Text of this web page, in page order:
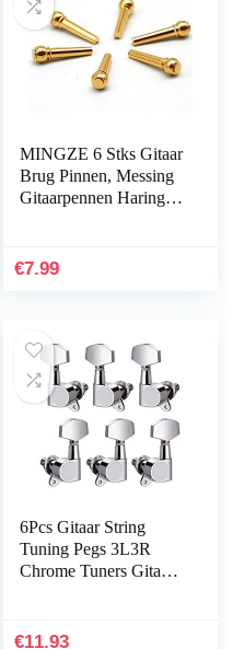
MINGZE 6 Stks Gitaar
Brug Pinnen, Messing
Gitaarpennen Haringen
Vervangende…
€7.99
6Pcs Gitaar String
Tuning Pegs 3L3R
Chrome Tuners Gitaar
Elektrische Gitaar
€11.93